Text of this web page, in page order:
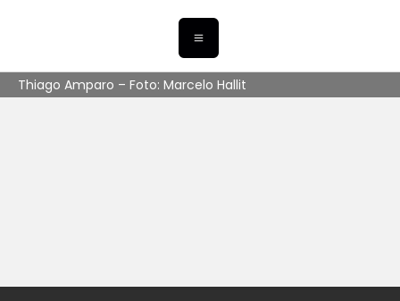
Thiago Amparo – Foto: Marcelo Hallit